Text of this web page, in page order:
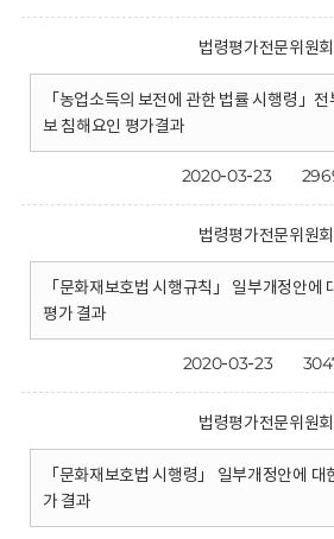
법령평가전문위원회
「농업소득의 보전에 관한 법률 시행령」
보 침해요인 평가결과
2020-03-23
법령평가전문위원회
「문화재보호법 시행규칙」 일부개정안에
평가 결과
2020-03-23
법령평가전문위원회
「문화재보호법 시행령」 일부개정안에 대
가 결과